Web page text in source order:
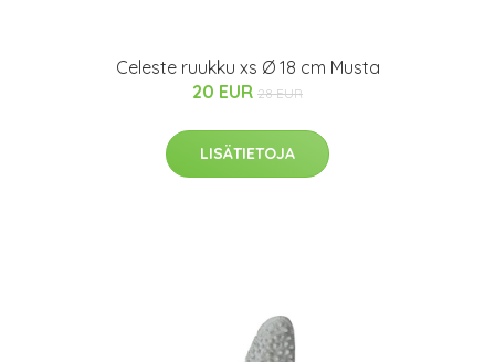
Celeste ruukku xs Ø 18 cm Musta
20 EUR 28 EUR
LISÄTIETOJA